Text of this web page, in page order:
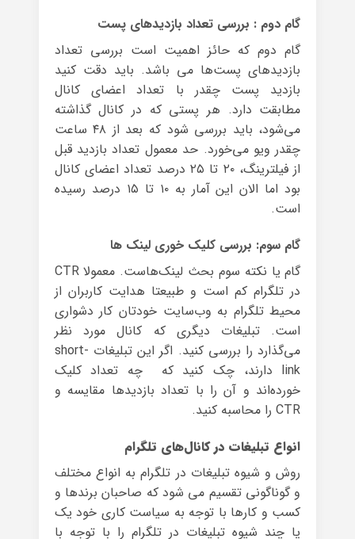
گام دوم : بررسی تعداد بازدیدهای پست
گام دوم که حائز اهمیت است بررسی تعداد
بازدیدهای پست‌ها می باشد. باید دقت کنید
بازدید پست چقدر با تعداد اعضای کانال
مطابقت دارد. هر پستی که در کانال گذاشته
می‌شود، باید بررسی شود که بعد از ۴۸ ساعت
چقدر ویو می‌خورد. حد معمول تعداد بازدید قبل
از فیلترینگ، ۲۰ تا ۲۵ درصد تعداد اعضای کانال
بود اما الان این آمار به ۱۰ تا ۱۵ درصد رسیده
است.
گام سوم: بررسی کلیک خوری لینک ها
گام یا نکته سوم بحث لینک‌هاست. معمولا CTR
در تلگرام کم است و طبیعتا هدایت کاربران از
محیط تلگرام به وب‌سایت خودتان کار دشواری
است. تبلیغات دیگری که کانال مورد نظر
می‌گذارد را بررسی کنید. اگر این تبلیغات short-
link دارند، چک کنید که چه تعداد کلیک
خورده‌اند و آن را با تعداد بازدید‌ها مقایسه و
CTR را محاسبه کنید.
انواع تبلیغات در کانال‌های تلگرام
روش و شیوه تبلیغات در تلگرام به انواع مختلف
و گوناگونی تقسیم می شود که صاحبان برندها و
کسب و کارها با توجه به سیاست کاری خود یک
یا چند شیوه تبلیغات در تلگرام را با توجه با